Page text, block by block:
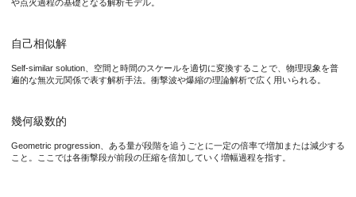
研究の内容
新たに提案された
最終圧縮は段数Nとステージ間圧力比P^により次式のように表さ
や点火過程の基礎となる解析モデル。
自己相似解
Self-similar solution、空間と時間のスケールを適切に変換することで、物理現象を普
遍的な無次元関係で表す解析手法。衝撃波や爆縮の理論解析で広く用いられる。
幾何級数的
Geometric progression、ある量が段階を追うごとに一定の倍率で増加または減少する
こと。ここでは各衝撃段が前段の圧縮を倍加していく増幅過程を指す。